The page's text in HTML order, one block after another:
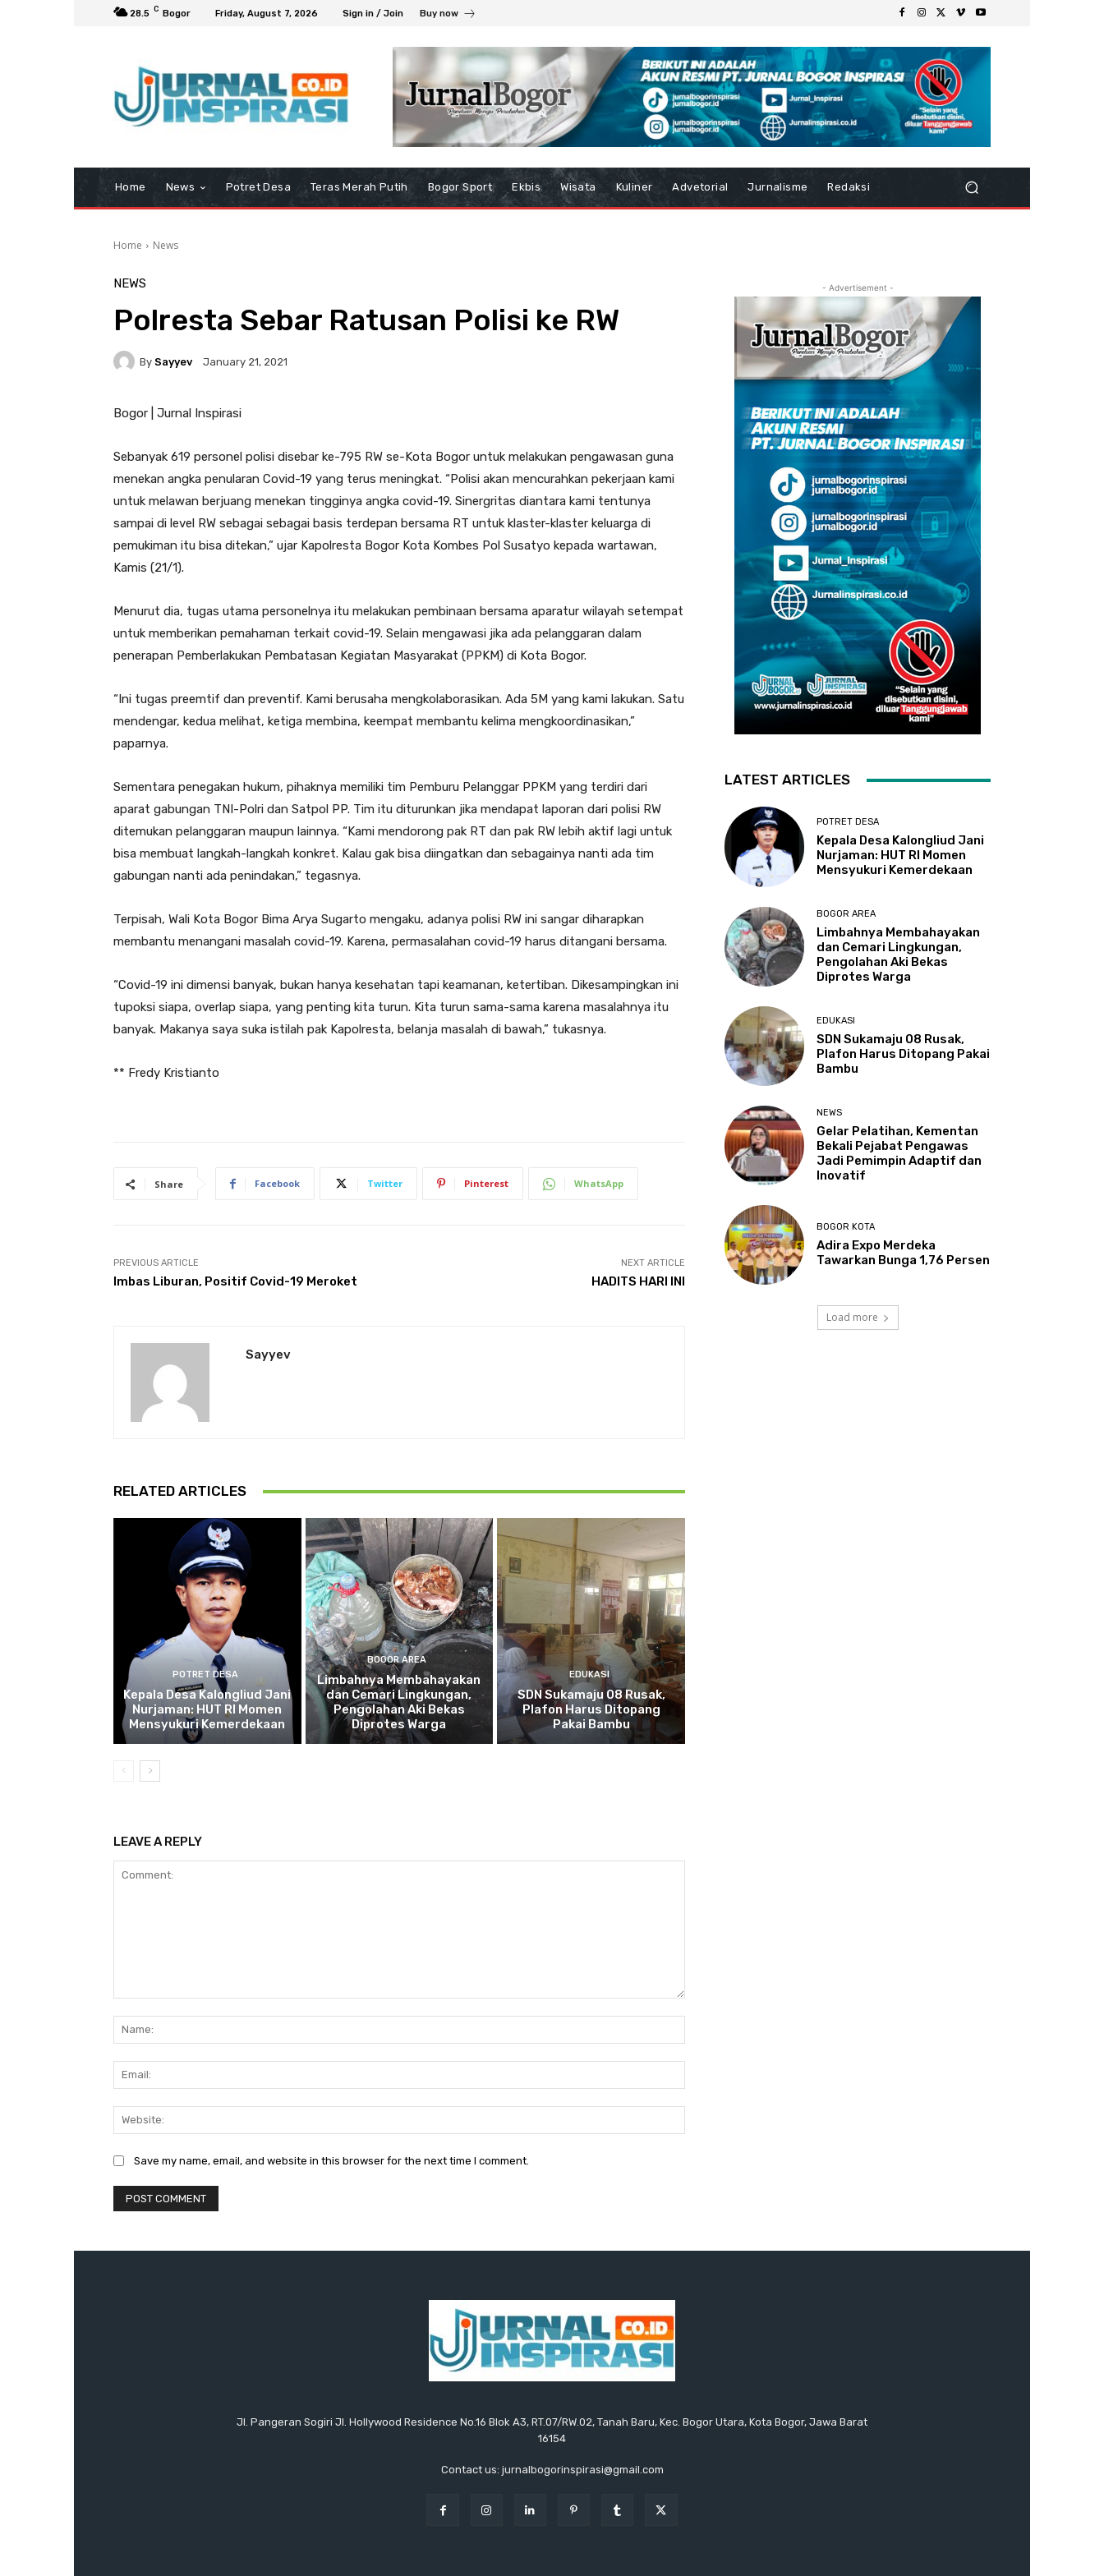
28.5 C Bogor Friday, August 7, 2026 Sign in / Join Buy now
Home News Potret Desa Teras Merah Putih Bogor Sport Ekbis Wisata Kuliner Advetorial Jurnalisme Redaksi
Home News
NEWS
Polresta Sebar Ratusan Polisi ke RW
By Sayyev January 21, 2021
Bogor | Jurnal Inspirasi
Sebanyak 619 personel polisi disebar ke-795 RW se-Kota Bogor untuk melakukan pengawasan guna
menekan angka penularan Covid-19 yang terus meningkat. “Polisi akan mencurahkan pekerjaan kami
untuk melawan berjuang menekan tingginya angka covid-19. Sinergritas diantara kami tentunya
sampai di level RW sebagai sebagai basis terdepan bersama RT untuk klaster-klaster keluarga di
pemukiman itu bisa ditekan,” ujar Kapolresta Bogor Kota Kombes Pol Susatyo kepada wartawan,
Kamis (21/1).
Menurut dia, tugas utama personelnya itu melakukan pembinaan bersama aparatur wilayah setempat
untuk memberikan pemahaman terkait covid-19. Selain mengawasi jika ada pelanggaran dalam
penerapan Pemberlakukan Pembatasan Kegiatan Masyarakat (PPKM) di Kota Bogor.
“Ini tugas preemtif dan preventif. Kami berusaha mengkolaborasikan. Ada 5M yang kami lakukan. Satu
mendengar, kedua melihat, ketiga membina, keempat membantu kelima mengkoordinasikan,”
paparnya.
Sementara penegakan hukum, pihaknya memiliki tim Pemburu Pelanggar PPKM yang terdiri dari
aparat gabungan TNI-Polri dan Satpol PP. Tim itu diturunkan jika mendapat laporan dari polisi RW
ditemukan pelanggaran maupun lainnya. “Kami mendorong pak RT dan pak RW lebih aktif lagi untuk
bisa membuat langkah-langkah konkret. Kalau gak bisa diingatkan dan sebagainya nanti ada tim
gabungan nanti ada penindakan,” tegasnya.
Terpisah, Wali Kota Bogor Bima Arya Sugarto mengaku, adanya polisi RW ini sangar diharapkan
membantu menangani masalah covid-19. Karena, permasalahan covid-19 harus ditangani bersama.
“Covid-19 ini dimensi banyak, bukan hanya kesehatan tapi keamanan, ketertiban. Dikesampingkan ini
tupoksi siapa, overlap siapa, yang penting kita turun. Kita turun sama-sama karena masalahnya itu
banyak. Makanya saya suka istilah pak Kapolresta, belanja masalah di bawah,” tukasnya.
** Fredy Kristianto
Share Facebook Twitter Pinterest WhatsApp
PREVIOUS ARTICLE
Imbas Liburan, Positif Covid-19 Meroket
NEXT ARTICLE
HADITS HARI INI
Sayyev
RELATED ARTICLES
POTRET DESA
Kepala Desa Kalongliud Jani
Nurjaman: HUT RI Momen
Mensyukuri Kemerdekaan
BOGOR AREA
Limbahnya Membahayakan
dan Cemari Lingkungan,
Pengolahan Aki Bekas
Diprotes Warga
EDUKASI
SDN Sukamaju 08 Rusak,
Plafon Harus Ditopang
Pakai Bambu
LEAVE A REPLY
Save my name, email, and website in this browser for the next time I comment.
- Advertisement -
LATEST ARTICLES
POTRET DESA
Kepala Desa Kalongliud Jani
Nurjaman: HUT RI Momen
Mensyukuri Kemerdekaan
BOGOR AREA
Limbahnya Membahayakan
dan Cemari Lingkungan,
Pengolahan Aki Bekas
Diprotes Warga
EDUKASI
SDN Sukamaju 08 Rusak,
Plafon Harus Ditopang Pakai
Bambu
NEWS
Gelar Pelatihan, Kementan
Bekali Pejabat Pengawas
Jadi Pemimpin Adaptif dan
Inovatif
BOGOR KOTA
Adira Expo Merdeka
Tawarkan Bunga 1,76 Persen
Load more
Jl. Pangeran Sogiri Jl. Hollywood Residence No.16 Blok A3, RT.07/RW.02, Tanah Baru, Kec. Bogor Utara, Kota Bogor, Jawa Barat
16154
Contact us: jurnalbogorinspirasi@gmail.com